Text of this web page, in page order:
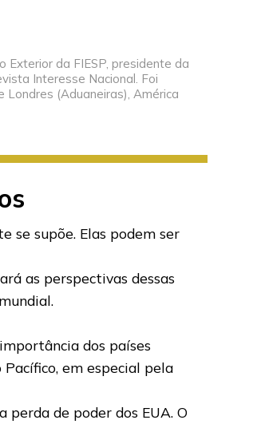
Exterior da FIESP, presidente da
Interesse Nacional. Foi
(Aduaneiras), América
se supõe. Elas podem ser
as perspectivas dessas
dos países
em especial pela
de poder dos EUA. O